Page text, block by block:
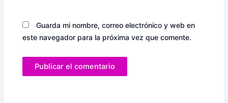
Guarda mi nombre, correo electrónico y web en
este navegador para la próxima vez que comente.